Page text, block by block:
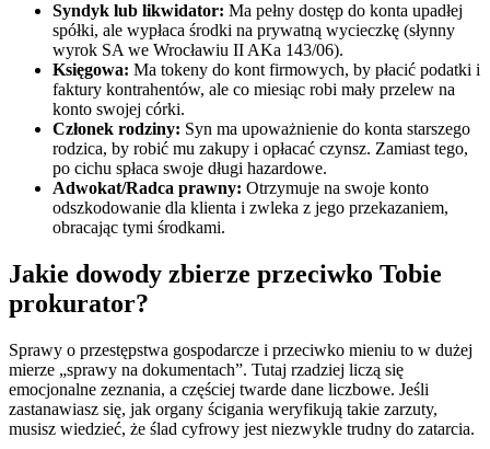
Syndyk lub likwidator: Ma pełny dostęp do konta upadłej
spółki, ale wypłaca środki na prywatną wycieczkę (słynny
wyrok SA we Wrocławiu II AKa 143/06).
Księgowa: Ma tokeny do kont firmowych, by płacić podatki i
faktury kontrahentów, ale co miesiąc robi mały przelew na
konto swojej córki.
Członek rodziny: Syn ma upoważnienie do konta starszego
rodzica, by robić mu zakupy i opłacać czynsz. Zamiast tego,
po cichu spłaca swoje długi hazardowe.
Adwokat/Radca prawny: Otrzymuje na swoje konto
odszkodowanie dla klienta i zwleka z jego przekazaniem,
obracając tymi środkami.
Jakie dowody zbierze przeciwko Tobie
prokurator?
Sprawy o przestępstwa gospodarcze i przeciwko mieniu to w dużej
mierze „sprawy na dokumentach”. Tutaj rzadziej liczą się
emocjonalne zeznania, a częściej twarde dane liczbowe. Jeśli
zastanawiasz się, jak organy ścigania weryfikują takie zarzuty,
musisz wiedzieć, że ślad cyfrowy jest niezwykle trudny do zatarcia.